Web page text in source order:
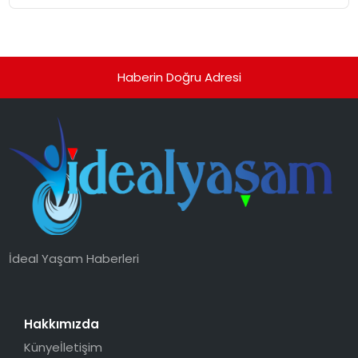
Haberin Doğru Adresi
İdeal Yaşam Haberleri
Hakkımızda
Künyeİletişim